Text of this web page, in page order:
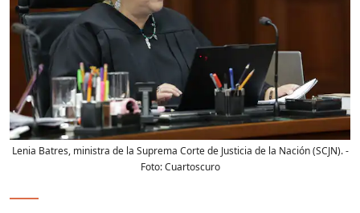
Lenia Batres, ministra de la Suprema Corte de Justicia de la Nación (SCJN).-
Foto:Cuartoscuro